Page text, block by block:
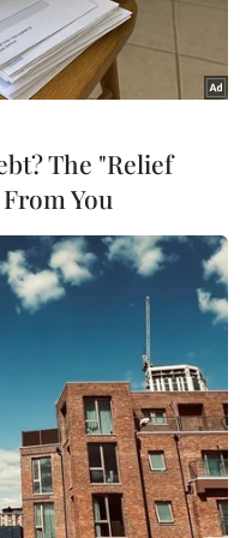
Nguyễn Thanh/TTXVN)
có mặt ở khắp 60
thế giới nhưng sản
chiếm 10% tổng
The "Relief
You